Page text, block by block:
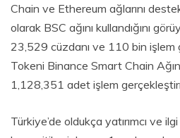
Chain ve Ethereum ağlarını
olarak BSC ağını kullandığını
23,529 cüzdanı ve 110 bin işlem
Tokeni Binance Smart Chain
1,128,351 adet işlem
Türkiye’de oldukça yatırımcı ve